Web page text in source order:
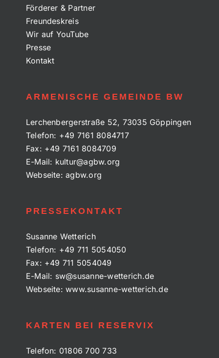
Förderer & Partner
Freundeskreis
Wir auf YouTube
Presse
Kontakt
ARMENISCHE GEMEINDE BW
Lerchenbergerstraße 52, 73035 Göppingen
Telefon: +49 7161 8084717
Fax: +49 7161 8084709
E-Mail: kultur@agbw.org
Webseite:agbw.org
PRESSEKONTAKT
Susanne Wetterich
Telefon: +49 711 5054050
Fax: +49 711 5054049
E-Mail: sw@susanne-wetterich.de
Webseite:www.susanne-wetterich.de
KARTEN BEI RESERVIX
Telefon: 01806 700 733